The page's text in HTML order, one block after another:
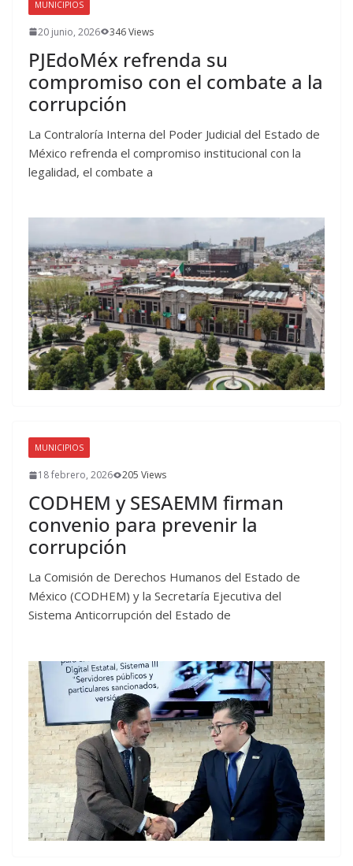
MUNICIPIOS
20 junio, 2026 346 Views
PJEdoMéx refrenda su
compromiso con el combate a la
corrupción
La Contraloría Interna del Poder Judicial del Estado de
México refrenda el compromiso institucional con la
legalidad, el combate a
MUNICIPIOS
18 febrero, 2026 205 Views
CODHEM y SESAEMM firman
convenio para prevenir la
corrupción
La Comisión de Derechos Humanos del Estado de
México (CODHEM) y la Secretaría Ejecutiva del
Sistema Anticorrupción del Estado de